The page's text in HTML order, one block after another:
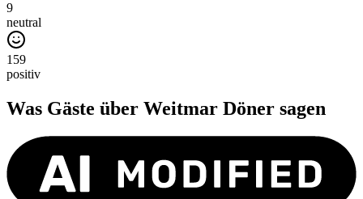
9
neutral
159
positiv
Was Gäste über Weitmar Döner sagen